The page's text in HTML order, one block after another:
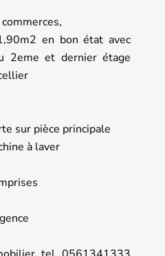
en bon état avec
2eme et dernier étage
sur pièce principale
à laver